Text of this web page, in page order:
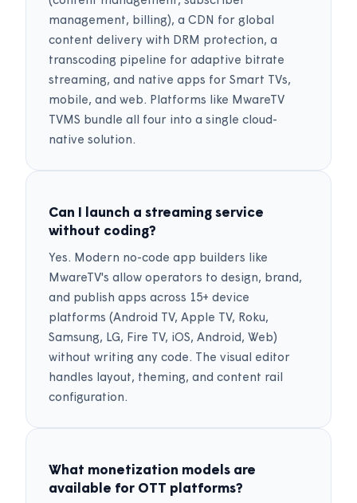
management, billing), a CDN for global
content delivery with DRM protection, a
transcoding pipeline for adaptive bitrate
streaming, and native apps for Smart TVs,
mobile, and web. Platforms like MwareTV
TVMS bundle all four into a single cloud-
native solution.
Can I launch a streaming service
without coding?
Yes. Modern no-code app builders like
MwareTV's allow operators to design, brand,
and publish apps across 15+ device
platforms (Android TV, Apple TV, Roku,
Samsung, LG, Fire TV, iOS, Android, Web)
without writing any code. The visual editor
handles layout, theming, and content rail
configuration.
What monetization models are
available for OTT platforms?